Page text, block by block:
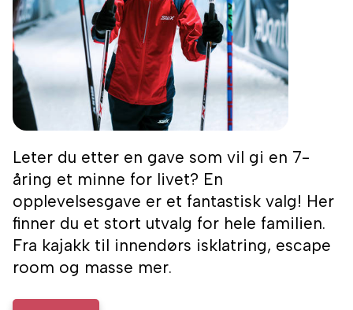
Leter du etter en gave som vil gi en 7-
åring et minne for livet? En
opplevelsesgave er et fantastisk valg! Her
finner du et stort utvalg for hele familien.
Fra kajakk til innendørs isklatring, escape
room og masse mer.